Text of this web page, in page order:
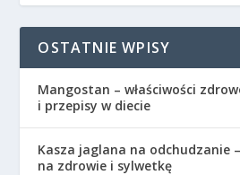
OSTATNIE WPISY
Mangostan – właściwości
i przepisy w diecie
Kasza jaglana na odchudzanie
na zdrowie i sylwetkę